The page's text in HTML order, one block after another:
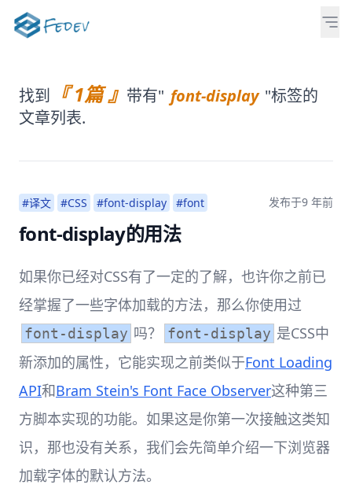
找到 『 1篇 』 带有" font-display "标签的
文章列表.
#译文 #CSS #font-display #font 发布于9 年前
font-display的用法
如果你已经对CSS有了一定的了解，也许你之前已
经掌握了一些字体加载的方法，那么你使用过
font-display 吗？ font-display 是CSS中
新添加的属性，它能实现之前类似于Font Loading
API和Bram Stein's Font Face Observer这种第三
方脚本实现的功能。如果这是你第一次接触这类知
识，那也没有关系，我们会先简单介绍一下浏览器
加载字体的默认方法。